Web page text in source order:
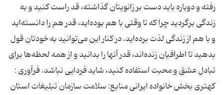
رفته و دوباره باید دست بر زانویتان گذاشته، قد راست کنید و به
زندگی برگردید چرا که تا وقتی با هم بوده‌اید، قدر هم را دانسته‌اید
و با هم از زندگی لذت برده‌اید. در کنار این می‌توانید به خودتان قول
بدهید تا اطرافیان زنده‌اند، قدر آنها را بدانید و از همه لحظه‌ها برای
تبادل عشق و محبت استفاده کنید، شاید فردایی نباشد. فرآوری :
کهتری بخش خانواده ایرانی منابع: سلامت سازمان تبلیغات استان